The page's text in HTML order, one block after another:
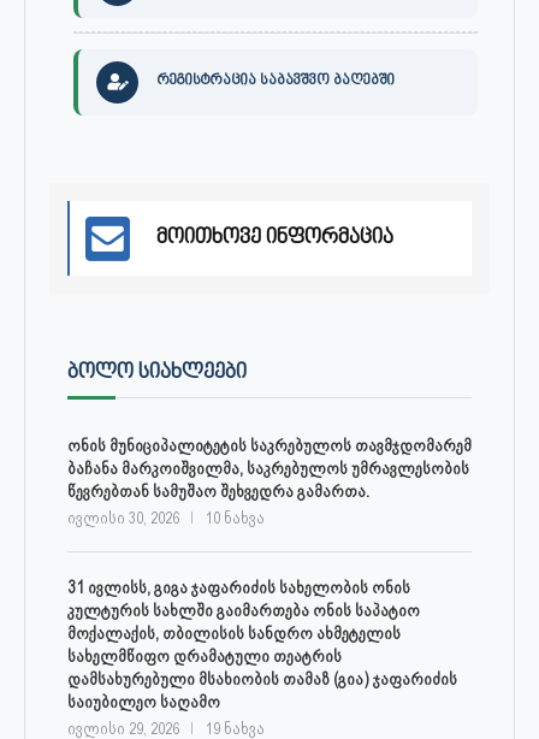
რეგისტრაცია საბავშვო ბაღებში
მოითხოვე ინფორმაცია
ᲑᲝᲚᲝ ᲡᲘᲐᲮᲚᲔᲔᲑᲘ
ონის მუნიციპალიტეტის საკრებულოს თავმჯდომარემ
ბაჩანა მარკოიშვილმა, საკრებულოს უმრავლესობის
წევრებთან სამუშაო შეხვედრა გამართა.
ივლისი 30, 2026 10 ნახვა
31 ივლისს, გიგა ჯაფარიძის სახელობის ონის
კულტურის სახლში გაიმართება ონის საპატიო
მოქალაქის, თბილისის სანდრო ახმეტელის
სახელმწიფო დრამატული თეატრის
დამსახურებული მსახიობის თამაზ (გია) ჯაფარიძის
საიუბილეო საღამო
ივლისი 29, 2026 19 ნახვა